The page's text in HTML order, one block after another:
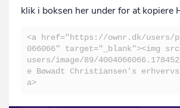
klik i boksen her under for at kopiere
<a href="https://ownr.dk/users/
066066" target="_blank"><img
users/image/89/
e Bøwadt Christiansen's
a>